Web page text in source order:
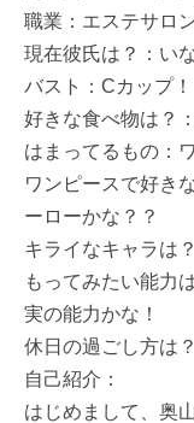
職業：エステサロ
現在彼氏は？：い
バスト：Cカップ！
好きな食べ物は？
はまってるもの：
ワンピースで好き
ーローかな？？
キライなキャラは
もってみたい能力
実の能力かな！
休日の過ごし方は
自己紹介：
はじめまして、奥